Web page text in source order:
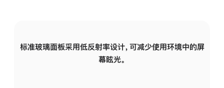
标准玻璃面板采用低反射率设计，可减少使用环境中的屏
幕眩光。